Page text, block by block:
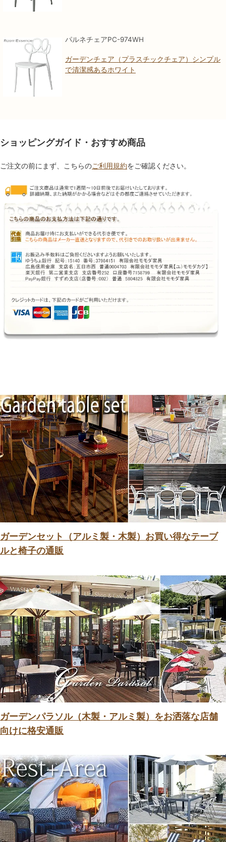
パルネチェアPC-974WH
ガーデンチェア（プラスチックチェア）シンプル
で清潔感あるホワイト
ショッピングガイド・おすすめ商品
ご注文の前にまず、こちらのご利用規約をご確認ください。
ガーデンセット（アルミ製・木製）お買い得なテーブ
ルと椅子の通販
ガーデンパラソル（木製・アルミ製）をお洒落な店舗
向けに格安通販